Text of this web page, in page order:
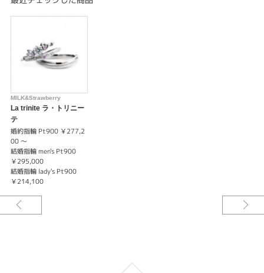
MILK&Strawberry
La trinite ラ・トリニー
テ
婚約指輪 Pt900 ￥277,2
00 〜
結婚指輪 men's Pt900
￥295,000
結婚指輪 lady's Pt900
￥214,100